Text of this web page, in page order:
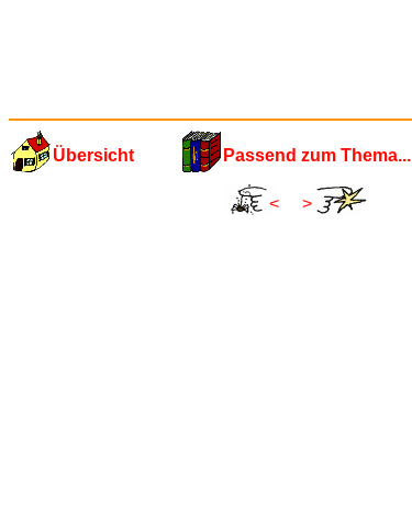
Übersicht Passend zum Thema...
< >